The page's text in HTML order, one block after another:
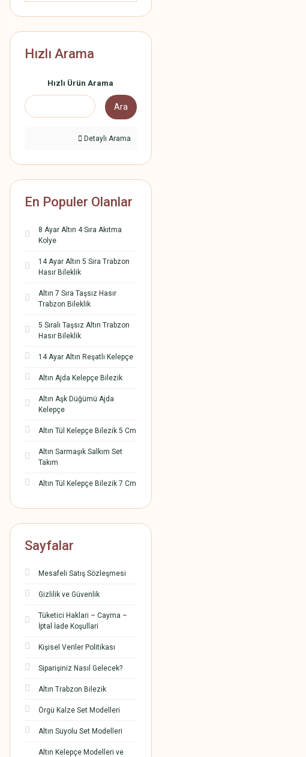
Hızlı Arama
Hızlı Ürün Arama
Ara
Detaylı Arama
En Populer Olanlar
8 Ayar Altın 4 Sıra Akıtma
Kolye
14 Ayar Altın 5 Sıra Trabzon
Hasır Bileklik
Altın 7 Sıra Taşsız Hasır
Trabzon Bileklik
5 Sıralı Taşsız Altın Trabzon
Hasır Bileklik
14 Ayar Altın Reşatlı Kelepçe
Altın Ajda Kelepçe Bilezik
Altın Aşk Düğümü Ajda
Kelepçe
Altın Tül Kelepçe Bilezik 5 Cm
Altın Sarmaşık Salkım Set
Takım
Altın Tül Kelepçe Bilezik 7 Cm
Sayfalar
Mesafeli Satış Sözleşmesi
Gizlilik ve Güvenlik
Tüketici Haklari – Cayma –
İptal İade Koşullari
Kişisel Veriler Politikası
Siparişiniz Nasıl Gelecek?
Altın Trabzon Bilezik
Örgü Kalze Set Modelleri
Altın Suyolu Set Modelleri
Altın Kelepçe Modelleri ve